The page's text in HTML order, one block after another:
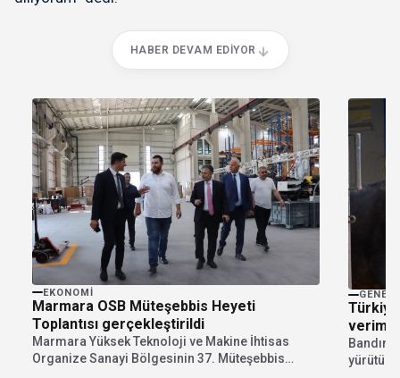
HABER DEVAM EDIYOR
EKONOMI
Marmara OSB Müteşebbis Heyeti
Toplantısı gerçekleştirildi
Marmara Yüksek Teknoloji ve Makine İhtisas
Organize Sanayi Bölgesinin 37. Müteşebbis
GENEL
verimi